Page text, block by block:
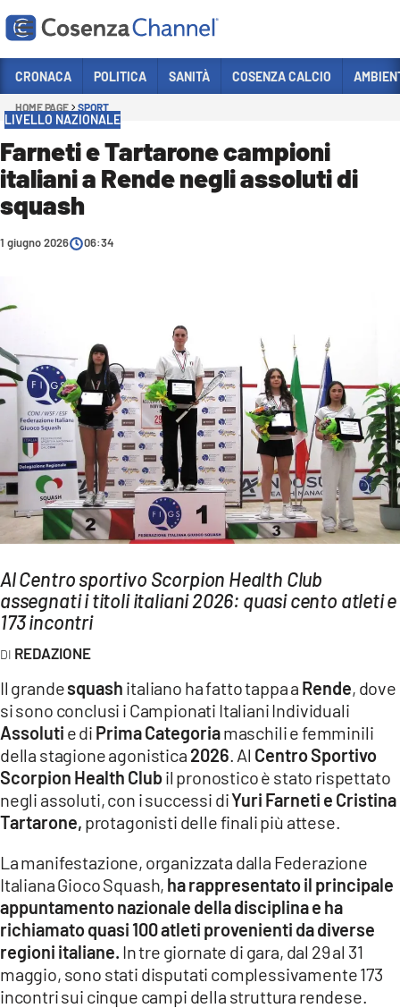
Sezioni
CRONACA
POLITICA
COSENZA CALCIO
ECONOMIA E LAVORO
CULTURA
AMBIENTE
Streaming
LAC TV
LAC NETWORK
LAC ONAIR
LaC
Network
LACONAIR.IT
LACITYMAG.IT
ILREGGINO.IT
COSENZACHANNEL.IT
ILVIBONESE.IT
CATANZAROCHANNEL.IT
LACAPITALENEWS.IT
App
ANDROID
CRONACA POLITICA SANITÀ COSENZA CALCIO
HOME PAGE SPORT
LIVELLO NAZIONALE
Farneti e Tartarone campioni
italiani a Rende negli assoluti di
squash
1 giugno 2026 06:34
Al Centro sportivo Scorpion Health Club
assegnati i titoli italiani 2026: quasi cento atleti e
173 incontri
REDAZIONE
Il grandesquash italiano ha fatto tappa a Rende, dove
si sono conclusi i Campionati Italiani Individuali
Assoluti e di Prima Categoriamaschili e femminili
della stagione agonistica 2026 . Al Centro Sportivo
Scorpion Health Clubil pronostico è stato rispettato
negli assoluti, con i successi diYuri Farneti e Cristina
Tartarone, protagonisti delle finali più attese.
La manifestazione, organizzata dalla Federazione
Italiana Gioco Squash, ha rappresentato il principale
appuntamento nazionale della disciplina e ha
richiamato quasi 100 atleti provenienti da diverse
regioni italiane. In tre giornate di gara, dal 29 al 31
maggio, sono stati disputati complessivamente 173
incontri sui cinque campi della struttura rendese.